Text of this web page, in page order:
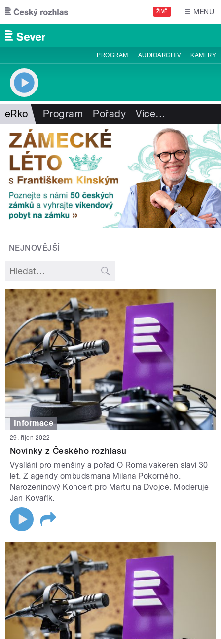
Přejít k hlavnímu obsahu
ŽIVĚ MENU
PROGRAM AUDIOARCHIV KAMERY
eRko Program Pořady Více…
NEJNOVĚJŠÍ
Informace
29. říjen 2022
Novinky z Českého rozhlasu
Vysílání pro menšiny a pořad O Roma vakeren slaví 30
let. Z agendy ombudsmana Milana Pokorného.
Narozeninový Koncert pro Martu na Dvojce. Moderuje
Jan Kovařík.